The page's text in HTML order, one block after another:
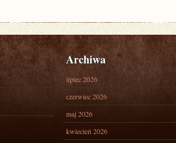
Archiwa
lipiec 2026
czerwiec 2026
maj 2026
kwiecień 2026